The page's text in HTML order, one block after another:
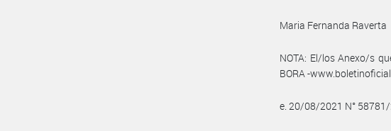
Maria Fernanda Raverta
NOTA: El/los Anexo/s
BORA -
e. 20/08/2021 N°